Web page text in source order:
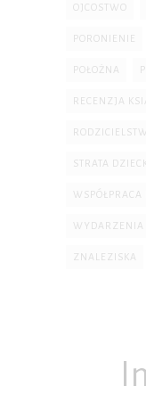
OJCOSTWO
PORONIENIE
POŁOŻNA
RECENZJA
STRATA
WYDARZENIA
ZNALEZISKA